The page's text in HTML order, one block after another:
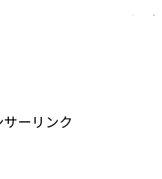
ーリンク